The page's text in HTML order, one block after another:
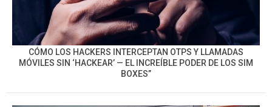
CÓMO LOS HACKERS INTERCEPTAN OTPS Y LLAMADAS
MÓVILES SIN ‘HACKEAR’ — EL INCREÍBLE PODER DE LOS SIM
BOXES”